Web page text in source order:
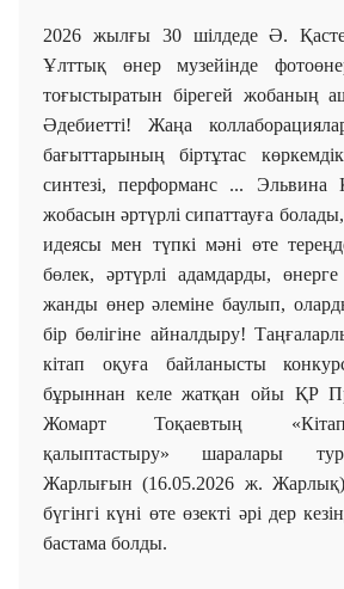
2026 жылғы 30 шілдеде Ә.
Ұлттық өнер музейінде
тоғыстыратын бірегей жобаның
Әдебиетті! Жаңа
бағыттарының біртұтас
синтезі, перформанс ... Эльвина
жобасын әртүрлі сипаттауға
идеясы мен түпкі мәні өте
бөлек, әртүрлі адамдарды,
жанды өнер әлеміне баулып,
бір бөлігіне айналдыру!
кітап оқуға байланысты
бұрыннан келе жатқан ойы ҚР
Жомарт Тоқаевтың
қалыптастыру» шаралары
Жарлығын (16.05.2026 ж.
бүгінгі күні өте өзекті әрі дер
бастама болды.